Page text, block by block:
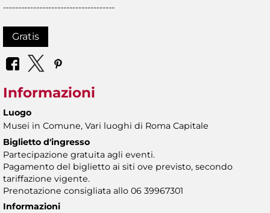
-------------------------------------
Gratis
Informazioni
Luogo
Musei in Comune, Vari luoghi di Roma Capitale
Biglietto d'ingresso
Partecipazione gratuita agli eventi.
Pagamento del biglietto ai siti ove previsto, secondo
tariffazione vigente.
Prenotazione consigliata allo 06 39967301
Informazioni